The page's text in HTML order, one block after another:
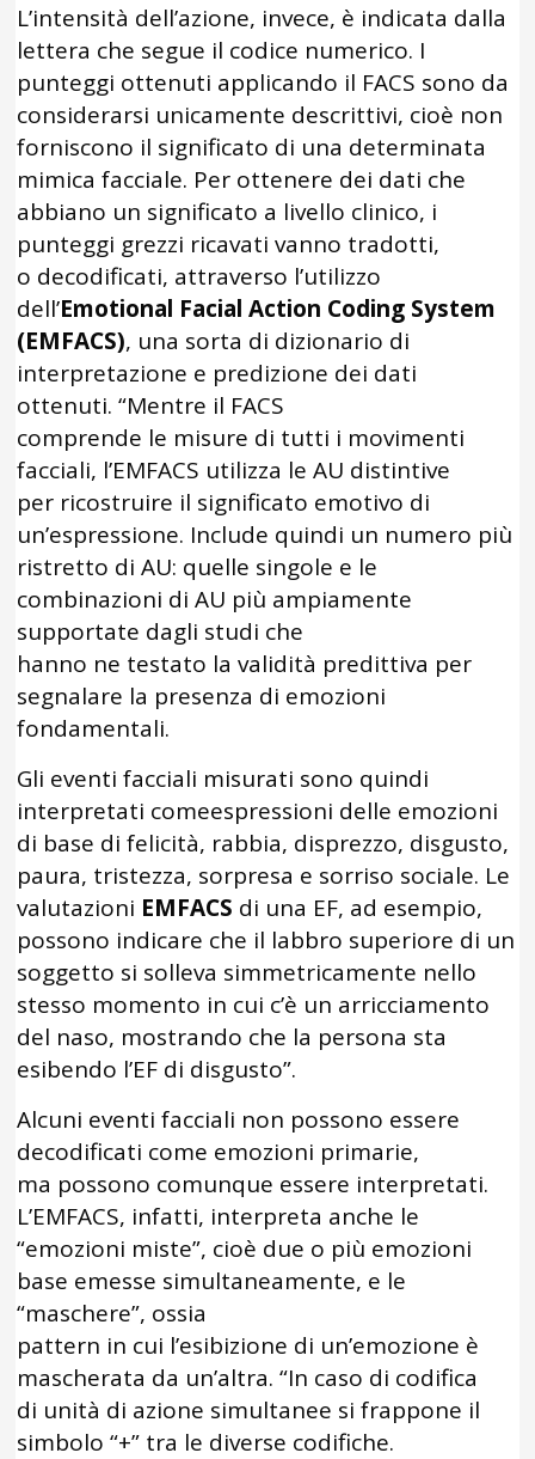
L’intensità dell’azione, invece, è indicata dalla
lettera che segue il codice numerico. I
punteggi ottenuti applicando il FACS sono da
considerarsi unicamente descrittivi, cioè non
forniscono il significato di una determinata
mimica facciale. Per ottenere dei dati che
abbiano un significato a livello clinico, i
punteggi grezzi ricavati vanno tradotti,
o decodificati, attraverso l’utilizzo
dell’Emotional Facial Action Coding System
(EMFACS), una sorta di dizionario di
interpretazione e predizione dei dati
ottenuti. “Mentre il FACS
comprende le misure di tutti i movimenti
facciali, l’EMFACS utilizza le AU distintive
per ricostruire il significato emotivo di
un’espressione. Include quindi un numero più
ristretto di AU: quelle singole e le
combinazioni di AU più ampiamente
supportate dagli studi che
hanno ne testato la validità predittiva per
segnalare la presenza di emozioni
fondamentali.
Gli eventi facciali misurati sono quindi
interpretati comeespressioni delle emozioni
di base di felicità, rabbia, disprezzo, disgusto,
paura, tristezza, sorpresa e sorriso sociale. Le
valutazioni EMFACS di una EF, ad esempio,
possono indicare che il labbro superiore di un
soggetto si solleva simmetricamente nello
stesso momento in cui c’è un arricciamento
del naso, mostrando che la persona sta
esibendo l’EF di disgusto”.
Alcuni eventi facciali non possono essere
decodificati come emozioni primarie,
ma possono comunque essere interpretati.
L’EMFACS, infatti, interpreta anche le
“emozioni miste”, cioè due o più emozioni
base emesse simultaneamente, e le
“maschere”, ossia
pattern in cui l’esibizione di un’emozione è
mascherata da un’altra. “In caso di codifica
di unità di azione simultanee si frappone il
simbolo “+” tra le diverse codifiche.